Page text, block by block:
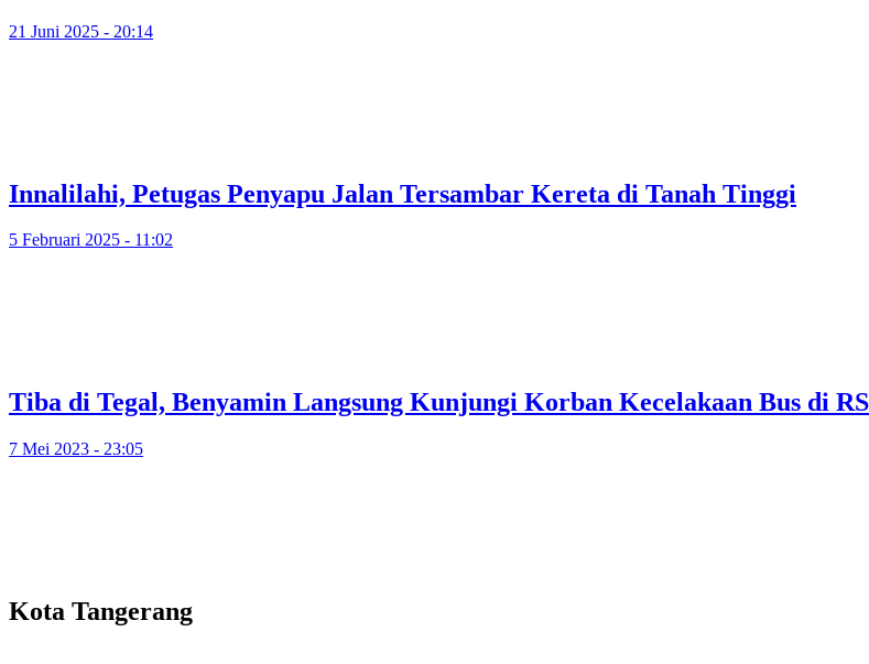
21 Juni 2025 - 20:14
Innalilahi, Petugas Penyapu Jalan Tersambar Kereta di Tanah Tinggi
5 Februari 2025 - 11:02
Tiba di Tegal, Benyamin Langsung Kunjungi Korban Kecelakaan Bus di
7 Mei 2023 - 23:05
Kota Tangerang